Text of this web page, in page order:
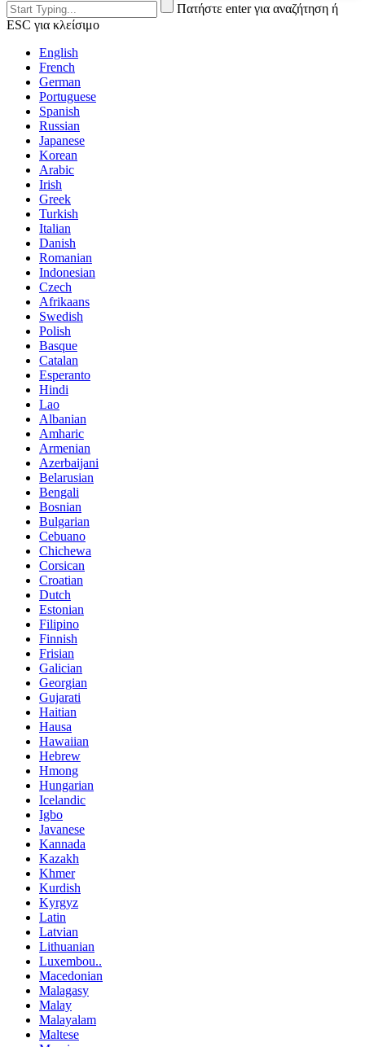
Πατήστε enter για αναζήτηση ή
ESC για κλείσιμο
English
French
German
Portuguese
Spanish
Russian
Japanese
Korean
Arabic
Irish
Greek
Turkish
Italian
Danish
Romanian
Indonesian
Czech
Afrikaans
Swedish
Polish
Basque
Catalan
Esperanto
Hindi
Lao
Albanian
Amharic
Armenian
Azerbaijani
Belarusian
Bengali
Bosnian
Bulgarian
Cebuano
Chichewa
Corsican
Croatian
Dutch
Estonian
Filipino
Finnish
Frisian
Galician
Georgian
Gujarati
Haitian
Hausa
Hawaiian
Hebrew
Hmong
Hungarian
Icelandic
Igbo
Javanese
Kannada
Kazakh
Khmer
Kurdish
Kyrgyz
Latin
Latvian
Lithuanian
Luxembou..
Macedonian
Malagasy
Malay
Malayalam
Maltese